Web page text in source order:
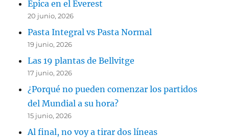
Épica en el Everest
20 junio, 2026
Pasta Integral vs Pasta Normal
19 junio, 2026
Las 19 plantas de Bellvitge
17 junio, 2026
¿Porqué no pueden comenzar los partidos
del Mundial a su hora?
15 junio, 2026
Al final, no voy a tirar dos líneas